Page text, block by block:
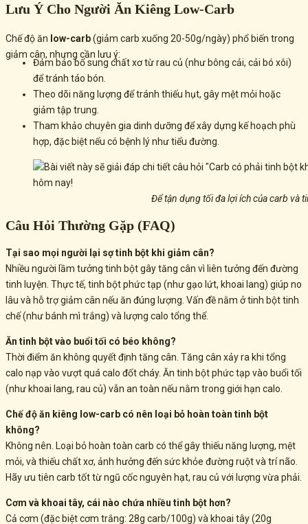
Lưu Ý Cho Người Ăn Kiêng Low-Carb
Chế độ ăn low-carb(giảm carb xuống 20-50g/ngày) phổ biến trong
giảm cân, nhưng cần lưu ý:
Đảm bảo bổ sung chất xơ từ rau củ (như bông cải, cải bó xôi)
để tránh táo bón.
Theo dõi năng lượng để tránh thiếu hụt, gây mệt mỏi hoặc
giảm tập trung.
Tham khảo chuyên gia dinh dưỡng để xây dựng kế hoạch phù
hợp, đặc biệt nếu có bệnh lý như tiểu đường.
Để tận dụng tối đa lợi ích của carb và
Câu Hỏi Thường Gặp (FAQ)
Tại sao mọi người lại sợ tinh bột khi giảm cân?
Nhiều người lầm tưởng tinh bột gây tăng cân vì liên tưởng đến đường
tinh luyện. Thực tế, tinh bột phức tạp (như gạo lứt, khoai lang) giúp no
lâu và hỗ trợ giảm cân nếu ăn đúng lượng. Vấn đề nằm ở tinh bột tinh
chế (như bánh mì trắng) và lượng calo tổng thể.
Ăn tinh bột vào buổi tối có béo không?
Thời điểm ăn không quyết định tăng cân. Tăng cân xảy ra khi tổng
calo nạp vào vượt quá calo đốt cháy. Ăn tinh bột phức tạp vào buổi tối
(như khoai lang, rau củ) vẫn an toàn nếu nằm trong giới hạn calo.
Chế độ ăn kiêng low-carb có nên loại bỏ hoàn toàn tinh bột
không?
Không nên. Loại bỏ hoàn toàn carb có thể gây thiếu năng lượng, mệt
mỏi, và thiếu chất xơ, ảnh hưởng đến sức khỏe đường ruột và trí não.
Hãy ưu tiên carb tốt từ ngũ cốc nguyên hạt, rau củ với lượng vừa phải.
Cơm và khoai tây, cái nào chứa nhiều tinh bột hơn?
Cả cơm (đặc biệt cơm trắng: 28g carb/100g) và khoai tây (20g